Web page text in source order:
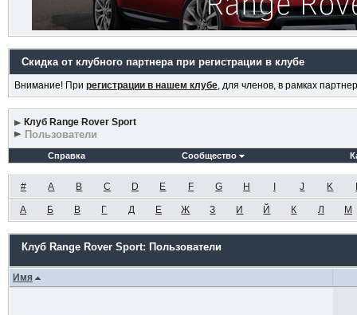
Скидка от клубного партнера при регистрации в клубе
Внимание! При регистрации в нашем клубе, для членов, в рамках
Клуб Range Rover Sport
Пользователи
Справка Сообщество
# A B C D E F G H J K
А Б В Г Д Е Ж З И Й К Л М
Клуб Range Rover Sport: Пользователи
Имя